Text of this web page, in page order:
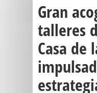
Gran
talleres
Casa de